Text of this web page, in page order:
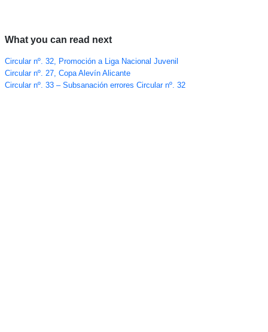
What you can read next
Circular nº. 32, Promoción a Liga Nacional Juvenil
Circular nº. 27, Copa Alevín Alicante
Circular nº. 33 – Subsanación errores Circular nº. 32